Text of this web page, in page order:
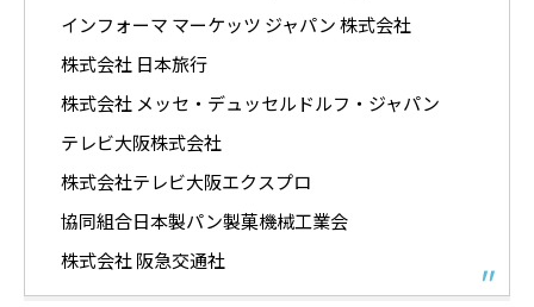
インフォーマ マーケッツ ジャパン 株式会社
株式会社 日本旅行
株式会社 メッセ・デュッセルドルフ・ジャパン
テレビ大阪株式会社
株式会社テレビ大阪エクスプロ
協同組合日本製パン製菓機械工業会
株式会社 阪急交通社